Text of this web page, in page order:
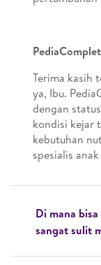
Terima kasih
ya, Ibu.
dengan
kondisi kejar
kebutuhan
spesialis
Di mana
sangat sulit